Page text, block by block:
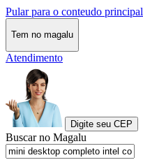
Pular para o conteudo principal
Tem no magalu
Atendimento
Digite seu CEP
Buscar no Magalu